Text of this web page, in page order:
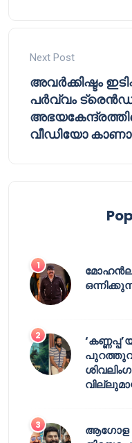
Next Post
അവര്‍ക്കിഷ്ടം
പർവ്വം
വീഡിയോ
ആഗോള